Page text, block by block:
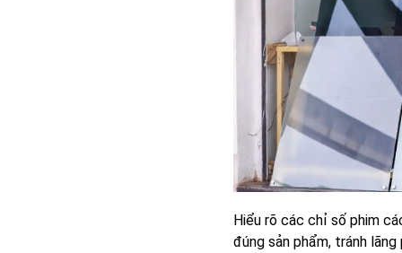
Hiểu rõ các chỉ số phim
đúng sản phẩm, tránh